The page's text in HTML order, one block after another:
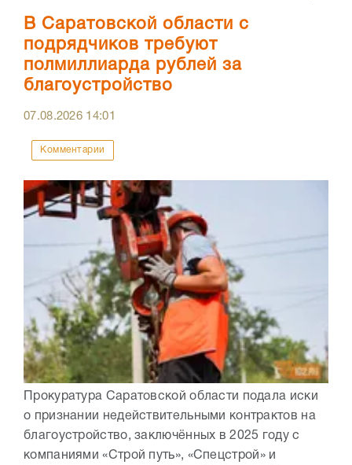
В Саратовской области с
подрядчиков требуют
полмиллиарда рублей за
благоустройство
07.08.2026 14:01
Комментарии
Прокуратура Саратовской области подала иски
о признании недействительными контрактов на
благоустройство, заключённых в 2025 году с
компаниями «Строй путь», «Спецстрой» и